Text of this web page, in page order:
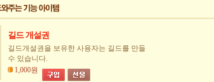
길드 개설권
길드개설권을 보유한 사용자는 길드를 만들
수 있습니다.
1,000원